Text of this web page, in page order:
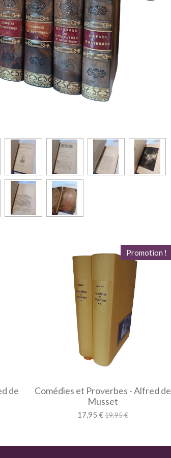
de
Promotion !
Comédies et Proverbes - Alfred de
Musset
17,95 €19,95 €